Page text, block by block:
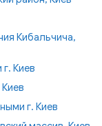
Кибальчича,
Киев
г. Киев